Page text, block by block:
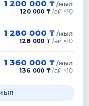
1 200 000 ₸ /жыл
120 000 ₸ /ай ×10
1 280 000 ₸ /жыл
128 000 ₸ /ай ×10
1 360 000 ₸ /жыл
136 000 ₸ /ай ×10